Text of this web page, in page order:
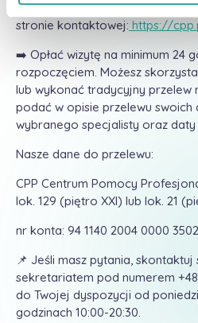
znajdziesz w zakładce PLIKI DO
stronie kontaktowej: https://
➡️ Opłać wizytę na minimum 24
rozpoczęciem. Możesz
lub wykonać tradycyjny przelew
podać w opisie przelewu swoich
wybranego specjalisty oraz daty
Nasze dane do przelewu:
CPP Centrum Pomocy
lok. 129 (piętro XXI) lub lok. 21
nr konta: 94 1140 2004 0000
📌 Jeśli masz pytania, skontaktuj
sekretariatem pod numerem +48
do Twojej dyspozycji od
godzinach 10:00-20:30.